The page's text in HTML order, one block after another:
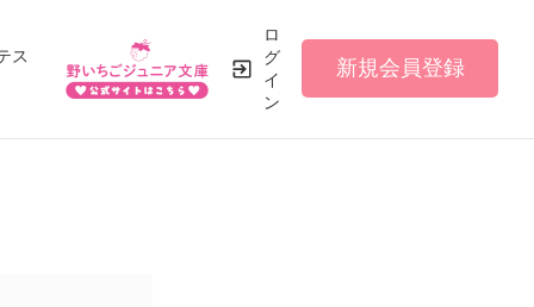
ス
ロ
グ
イ
ン
新規会員登録